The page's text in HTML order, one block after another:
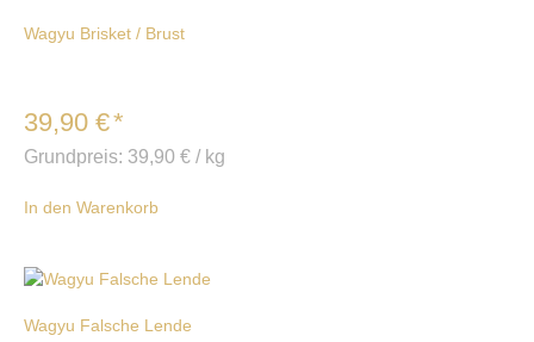
Wagyu Brisket / Brust
39,90 €*
Grundpreis: 39,90 € / kg
In den Warenkorb
Wagyu Falsche Lende